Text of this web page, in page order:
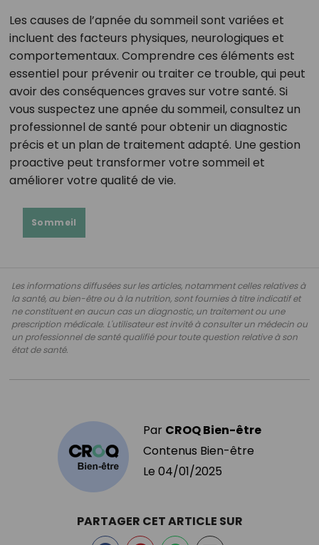
Les causes de l’apnée du sommeil sont variées et
incluent des facteurs physiques, neurologiques et
comportementaux. Comprendre ces éléments est
essentiel pour prévenir ou traiter ce trouble, qui peut
avoir des conséquences graves sur votre santé. Si
vous suspectez une apnée du sommeil, consultez un
professionnel de santé pour obtenir un diagnostic
précis et un plan de traitement adapté. Une gestion
proactive peut transformer votre sommeil et
améliorer votre qualité de vie.
Sommeil
Les informations diffusées sur les articles, notamment celles relatives à
la santé, au bien-être ou à la nutrition, sont fournies à titre indicatif et
ne constituent en aucun cas un diagnostic, un traitement ou une
prescription médicale. L'utilisateur est invité à consulter un médecin ou
un professionnel de santé qualifié pour toute question relative à son
état de santé.
Par CROQ Bien-être
Contenus Bien-être
Le 04/01/2025
PARTAGER CET ARTICLE SUR